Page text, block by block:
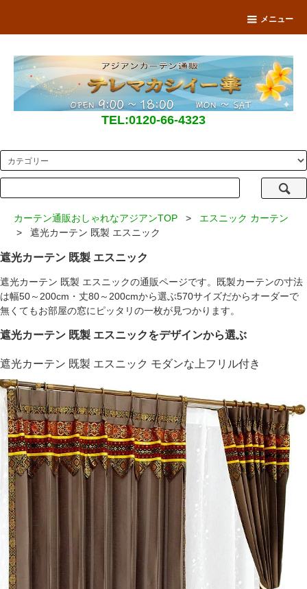
メニュー
TEL:0120-66-4323
カーテン通販おしゃれなアジアンTOP > エスニック カーテン
> 遮光カーテン 既製 エスニック
遮光カーテン 既製 エスニック
遮光カーテン 既製 エスニックの通販ページです。既製カーテンの寸法
は幅50～200cm・丈80～200cmから選ぶ570サイズだからオーダーで
無くてもお部屋の窓にピッタリの一枚が見つかります。
遮光カーテン 既製 エスニックをデザインから選ぶ
遮光カーテン 既製 エスニック モダンな上フリル付き